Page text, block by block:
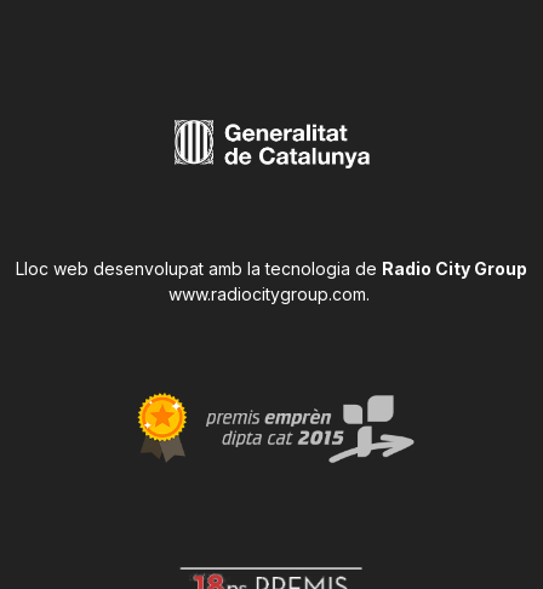
Lloc web desenvolupat amb la tecnologia de Radio City Group
www.radiocitygroup.com.